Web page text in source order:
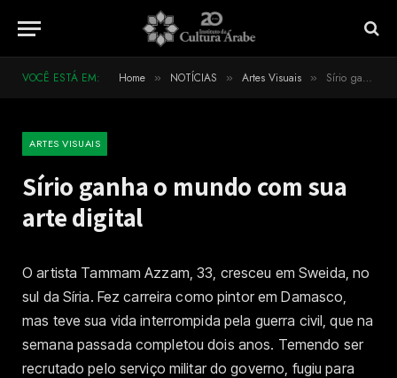
VOCÊ ESTÁ EM: Home » NOTÍCIAS » Artes Visuais » Sírio ganha o mundo com sua arte digital
ARTES VISUAIS
Sírio ganha o mundo com sua
arte digital
O artista Tammam Azzam, 33, cresceu em Sweida, no
sul da Síria. Fez carreira como pintor em Damasco,
mas teve sua vida interrompida pela guerra civil, que na
semana passada completou dois anos. Temendo ser
recrutado pelo serviço militar do governo, fugiu para